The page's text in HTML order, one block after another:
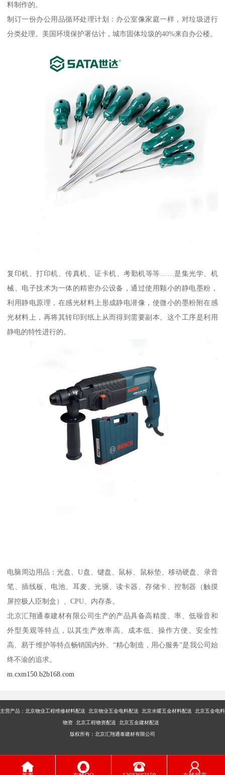
料制作的。
制订一份办公用品循环处理计划：办公室像家庭一样，对垃圾进行
分类处理。美国环境保护署估计，城市固体垃圾的40%来自办公楼。
复印机、打印机、传真机、证卡机、考勤机等等……是集光学、机
械、电子技术为一体的精密办公设备，通过使用颗小的静电墨粉，
利用静电原理，在感光材料上形成静电潜像，使微小的墨粉附在感
光材料上，再将其转印到纸上从而得到需要副本。这个工序是利用
静电的特性进行的。
电脑周边用品：光盘、U盘、键盘、鼠标、鼠标垫、移动硬盘、录音
笔、插线板、电池、耳麦、光驱、读卡器、存储卡、控制器（触摸
屏控极人臣制盒）、CPU、内存条。
北京汇翔通泰建材有限公司生产的产品具备高精度、率、低噪音和
外型美观等特点，以其生产效率高、成本低、操作方便、安全性
高、易于维护等特点畅销国内外。“精心制造，用心服务”是我公司始
终不渝的追求。
m.cxm150.b2b168.com
主营产品： 北京物业工程维修材料配送 北京物业五金电料配送 北京水暖五金材料配送 北京五金电料
物资 北京工程物资配送 北京五金建材配送
版权所有：北京汇翔通泰建材有限公司